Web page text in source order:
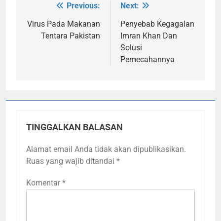
Navigasi
pos
Previous:
Virus Pada Makanan
Tentara Pakistan
Next:
Penyebab Kegagalan
Imran Khan Dan
Solusi
Pemecahannya
TINGGALKAN BALASAN
Alamat email Anda tidak akan dipublikasikan.
Ruas yang wajib ditandai *
Komentar *